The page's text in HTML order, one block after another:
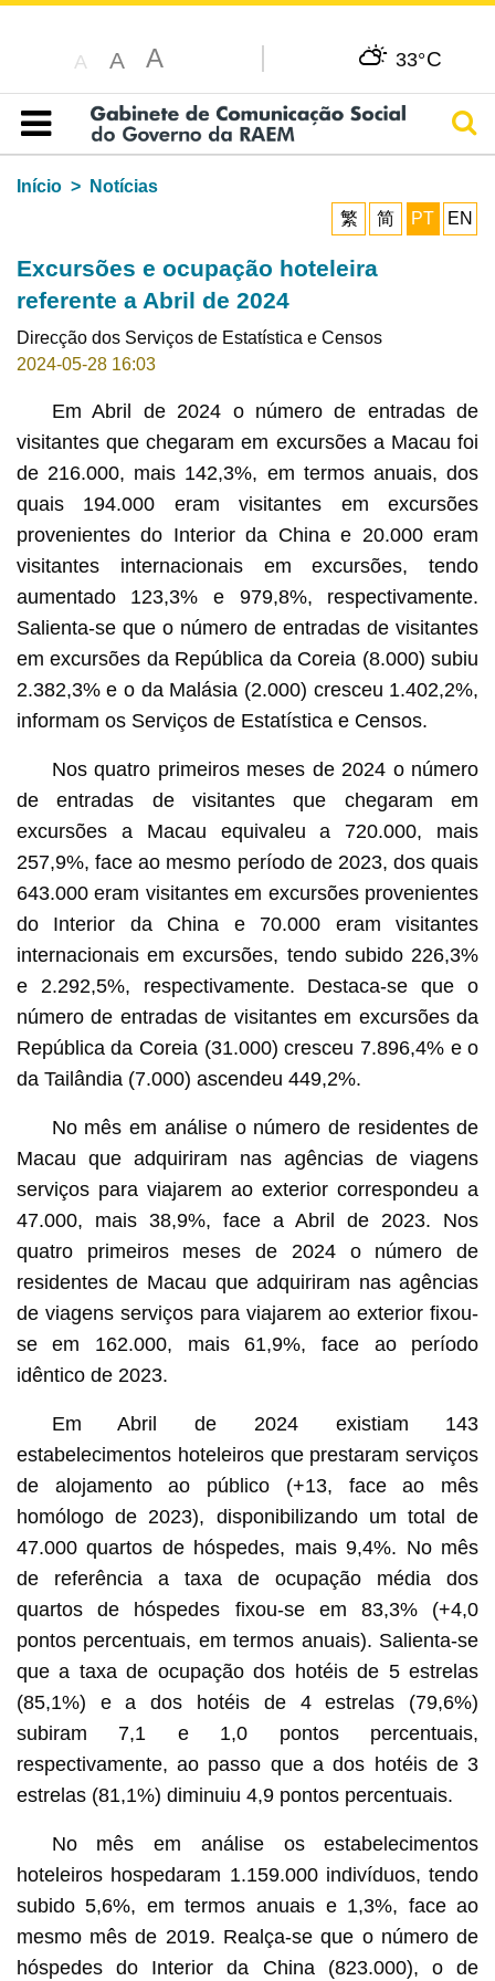
A A A 33°C
Índice
Início
Notícias
繁
简 PT EN
Excursões e ocupação hoteleira
referente a Abril de 2024
Direcção dos Serviços de Estatística e Censos
2024-05-28 16:03
Em Abril de 2024 o número de entradas de
visitantes que chegaram em excursões a Macau foi
de 216.000, mais 142,3%, em termos anuais, dos
quais 194.000 eram visitantes em excursões
provenientes do Interior da China e 20.000 eram
visitantes internacionais em excursões, tendo
aumentado 123,3% e 979,8%, respectivamente.
Salienta-se que o número de entradas de visitantes
em excursões da República da Coreia (8.000) subiu
2.382,3% e o da Malásia (2.000) cresceu 1.402,2%,
informam os Serviços de Estatística e Censos.
Nos quatro primeiros meses de 2024 o número
de entradas de visitantes que chegaram em
excursões a Macau equivaleu a 720.000, mais
257,9%, face ao mesmo período de 2023, dos quais
643.000 eram visitantes em excursões provenientes
do Interior da China e 70.000 eram visitantes
internacionais em excursões, tendo subido 226,3%
e 2.292,5%, respectivamente. Destaca-se que o
número de entradas de visitantes em excursões da
República da Coreia (31.000) cresceu 7.896,4% e o
da Tailândia (7.000) ascendeu 449,2%.
No mês em análise o número de residentes de
Macau que adquiriram nas agências de viagens
serviços para viajarem ao exterior correspondeu a
47.000, mais 38,9%, face a Abril de 2023. Nos
quatro primeiros meses de 2024 o número de
residentes de Macau que adquiriram nas agências
de viagens serviços para viajarem ao exterior fixou-
se em 162.000, mais 61,9%, face ao período
idêntico de 2023.
Em Abril de 2024 existiam 143
estabelecimentos hoteleiros que prestaram serviços
de alojamento ao público (+13, face ao mês
homólogo de 2023), disponibilizando um total de
47.000 quartos de hóspedes, mais 9,4%. No mês
de referência a taxa de ocupação média dos
quartos de hóspedes fixou-se em 83,3% (+4,0
pontos percentuais, em termos anuais). Salienta-se
que a taxa de ocupação dos hotéis de 5 estrelas
(85,1%) e a dos hotéis de 4 estrelas (79,6%)
subiram 7,1 e 1,0 pontos percentuais,
respectivamente, ao passo que a dos hotéis de 3
estrelas (81,1%) diminuiu 4,9 pontos percentuais.
No mês em análise os estabelecimentos
hoteleiros hospedaram 1.159.000 indivíduos, tendo
subido 5,6%, em termos anuais e 1,3%, face ao
mesmo mês de 2019. Realça-se que o número de
hóspedes do Interior da China (823.000), o de